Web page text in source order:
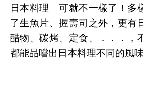
日本料理」可就不一樣了！多
了生魚片、握壽司之外，更有
醋物、碳烤、定食、．．．，
都能品嚐出日本料理不同的風味